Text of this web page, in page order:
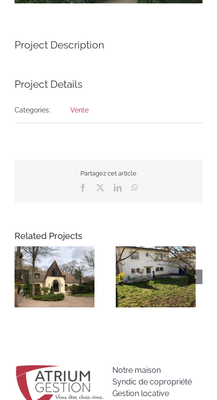
Project Description
Project Details
Categories: Vente
Partagez cet article
Facebook LinkedIn
Related Projects
Notre maison
Syndic de copropriété
Gestion locative